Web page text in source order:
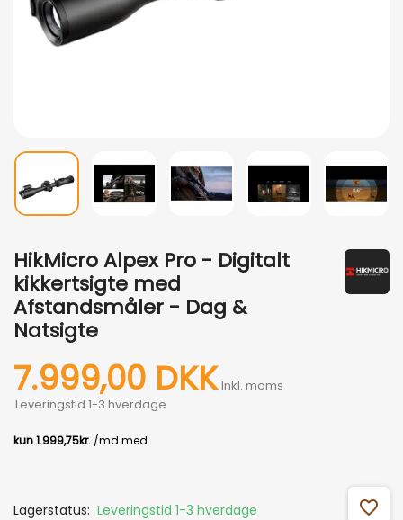
HikMicro Alpex Pro - Digitalt
kikkertsigte med
Afstandsmåler - Dag &
Natsigte
7.999,00 DKK Inkl. moms
Leveringstid 1-3 hverdage
Lagerstatus: Leveringstid 1-3 hverdage favorite_outline